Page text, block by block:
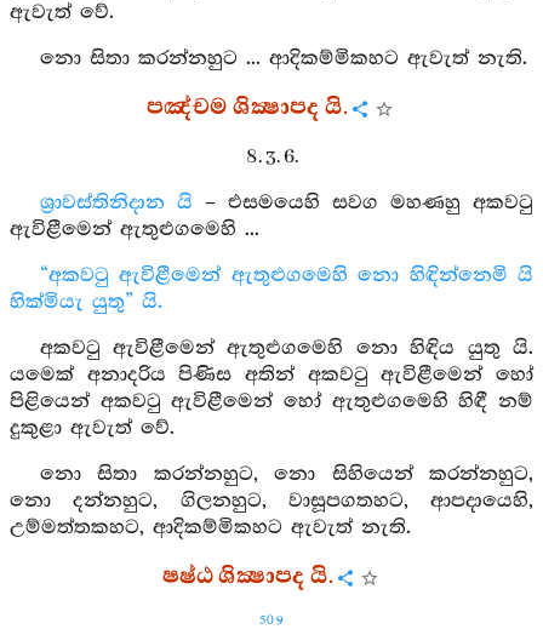
ඇවැත් වේ.
නො සිතා කරන්නහුට ... ආදිකම්මිකහට ඇවැත් නැති.
පඤ්චම ශික්‍ෂාපද යි.
8. 3. 6.
ශ්‍රාවස්තිනිදාන යි – එසමයෙහි සවග මහණහු අකවටු
ඇවිළීමෙන් ඇතුළුගමෙහි ...
“අකවටු ඇවිළීමෙන් ඇතුළුගමෙහි නො හිඳින්නෙමි යි
හික්මියැ යුතු” යි.
අකවටු ඇවිළීමෙන් ඇතුළුගමෙහි නො හිඳිය යුතු යි.
යමෙක් අනාදරිය පිණිස අතින් අකවටු ඇවිළීමෙන් හෝ
පිළියෙන් අකවටු ඇවිළීමෙන් හෝ ඇතුළුගමෙහි හිඳී නම්
දුකුළා ඇවැත් වේ.
නො සිතා කරන්නහුට, නො සිහියෙන් කරන්නහුට,
නො දන්නහුට, ගිලනහුට, වාසූපගතහට, ආපදායෙහි,
උම්මත්තකහට, ආදිකම්මිකහට ඇවැත් නැති.
ෂෂ්ඨ ශික්‍ෂාපද යි.
509